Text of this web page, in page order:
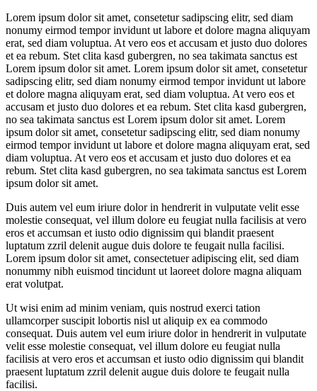
Lorem ipsum dolor sit amet, consetetur sadipscing elitr, sed diam
nonumy eirmod tempor invidunt ut labore et dolore magna aliquyam
erat, sed diam voluptua. At vero eos et accusam et justo duo dolores
et ea rebum. Stet clita kasd gubergren, no sea takimata sanctus est
Lorem ipsum dolor sit amet. Lorem ipsum dolor sit amet, consetetur
sadipscing elitr, sed diam nonumy eirmod tempor invidunt ut labore
et dolore magna aliquyam erat, sed diam voluptua. At vero eos et
accusam et justo duo dolores et ea rebum. Stet clita kasd gubergren,
no sea takimata sanctus est Lorem ipsum dolor sit amet. Lorem
ipsum dolor sit amet, consetetur sadipscing elitr, sed diam nonumy
eirmod tempor invidunt ut labore et dolore magna aliquyam erat, sed
diam voluptua. At vero eos et accusam et justo duo dolores et ea
rebum. Stet clita kasd gubergren, no sea takimata sanctus est Lorem
ipsum dolor sit amet.
Duis autem vel eum iriure dolor in hendrerit in vulputate velit esse
molestie consequat, vel illum dolore eu feugiat nulla facilisis at vero
eros et accumsan et iusto odio dignissim qui blandit praesent
luptatum zzril delenit augue duis dolore te feugait nulla facilisi.
Lorem ipsum dolor sit amet, consectetuer adipiscing elit, sed diam
nonummy nibh euismod tincidunt ut laoreet dolore magna aliquam
erat volutpat.
Ut wisi enim ad minim veniam, quis nostrud exerci tation
ullamcorper suscipit lobortis nisl ut aliquip ex ea commodo
consequat. Duis autem vel eum iriure dolor in hendrerit in vulputate
velit esse molestie consequat, vel illum dolore eu feugiat nulla
facilisis at vero eros et accumsan et iusto odio dignissim qui blandit
praesent luptatum zzril delenit augue duis dolore te feugait nulla
facilisi.